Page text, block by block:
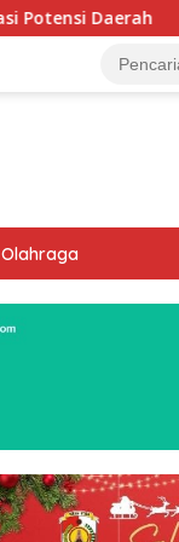
DPR Dorong
Olahraga